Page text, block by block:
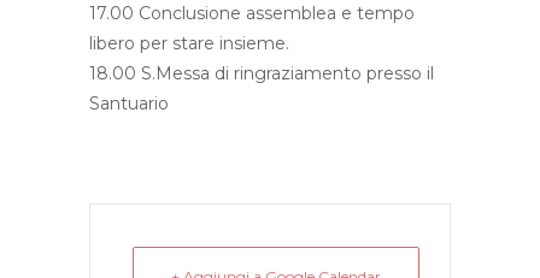
17.00 Conclusione assemblea e tempo
libero per stare insieme.
18.00 S.Messa di ringraziamento presso il
Santuario